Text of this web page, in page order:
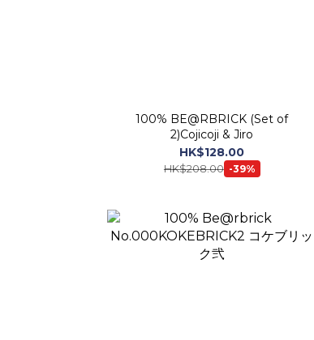
100% BE@RBRICK (Set of
2)Cojicoji & Jiro
HK$128.00
HK$208.00 -39%